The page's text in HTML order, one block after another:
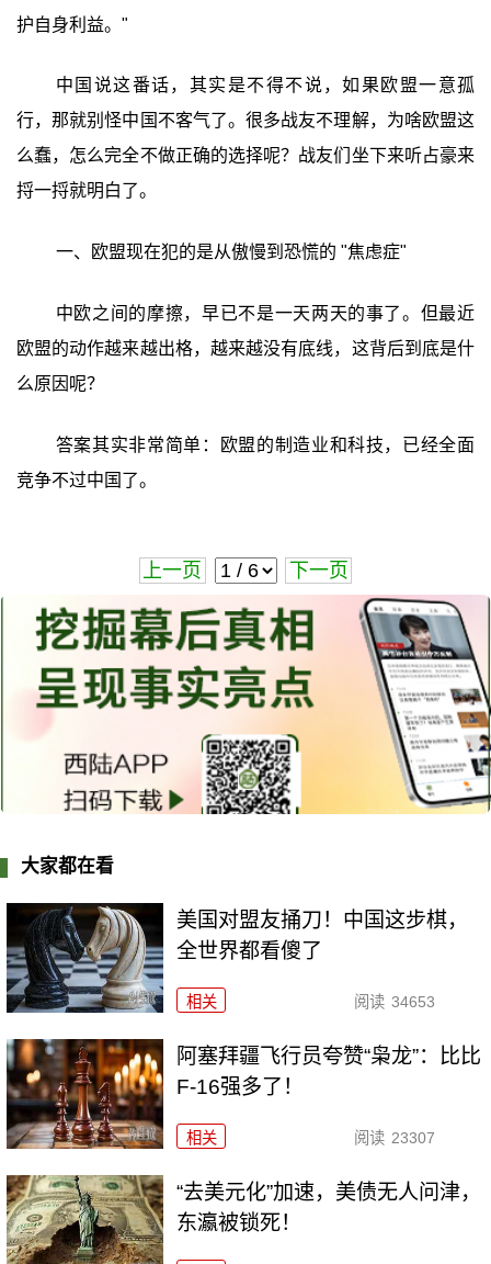
护自身利益。"
中国说这番话，其实是不得不说，如果欧盟一意孤
行，那就别怪中国不客气了。很多战友不理解，为啥欧盟这
么蠢，怎么完全不做正确的选择呢？战友们坐下来听占豪来
捋一捋就明白了。
一、欧盟现在犯的是从傲慢到恐慌的 "焦虑症"
中欧之间的摩擦，早已不是一天两天的事了。但最近
欧盟的动作越来越出格，越来越没有底线，这背后到底是什
么原因呢？
答案其实非常简单：欧盟的制造业和科技，已经全面
竞争不过中国了。
上一页 下一页
大家都在看
美国对盟友捅刀！中国这步棋，
全世界都看傻了
相关 阅读 34653
阿塞拜疆飞行员夸赞“枭龙”：比比
F-16强多了！
相关 阅读 23307
“去美元化”加速，美债无人问津，
东瀛被锁死！